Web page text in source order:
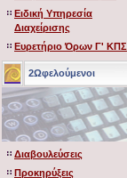
Ειδική Υπηρεσία
Διαχείρισης
Ευρετήριο Όρων Γ' ΚΠΣ
2Ωφελούμενοι
Διαβουλεύσεις
Προκηρύξεις